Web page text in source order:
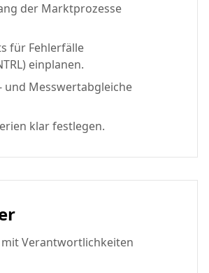
der Marktprozesse
für Fehlerfälle
einplanen.
und Messwertabgleiche
klar festlegen.
mit Verantwortlichkeiten